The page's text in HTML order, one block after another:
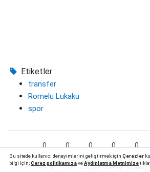
Etiketler :
transfer
Romelu Lukaku
spor
0 0 0 0 0
👍👎😍😥😱
Bu sitede kullanıcı deneyimlerini geliştirmek için Çerezler
bilgi için;Çerez politikamızaveAydınlatma Metnimize